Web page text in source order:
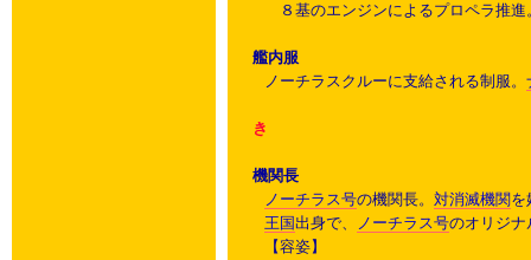
８基のエンジンによるプロペラ推進
艦内服
ノーチラスクルーに支給される制服。
き
機関長
ノーチラス号の機関長。 対消滅機関を
王国出身で、 ノーチラス号のオリジナ
【容姿】